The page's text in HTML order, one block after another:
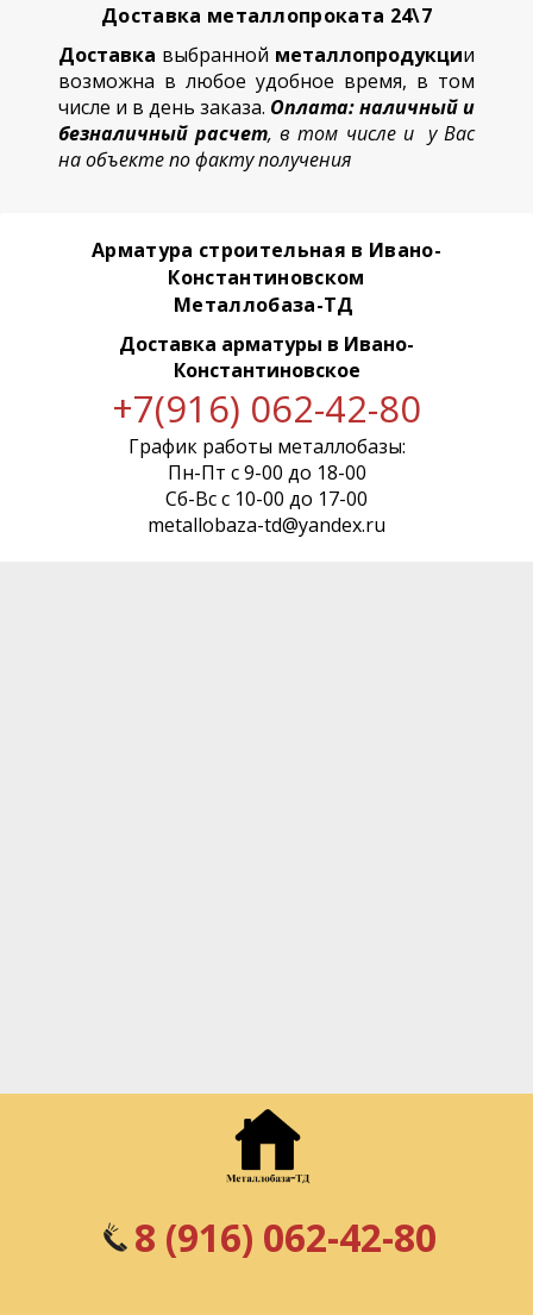
Доставка металлопроката 24\7
Доставка выбранной металлопродукции
возможна в любое удобное время, в том
числе и в день заказа. Оплата: наличный и
безналичный расчет, в том числе и у Вас
на объекте по факту получения
Арматура строительная в Ивано-
Константиновском
Металлобаза-ТД
Доставка арматуры в Ивано-
Константиновское
+7(916) 062-42-80
График работы металлобазы:
Пн-Пт с 9-00 до 18-00
Сб-Вс с 10-00 до 17-00
metallobaza-td@yandex.ru
8 (916) 062-42-80